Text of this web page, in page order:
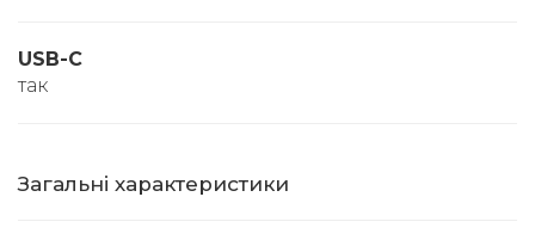
USB-C
так
Загальні характеристики